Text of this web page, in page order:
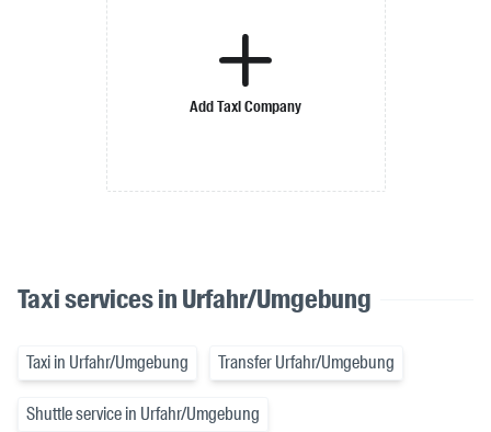
Add Taxi Company
Taxi services in Urfahr/Umgebung
Taxi in Urfahr/Umgebung Transfer Urfahr/Umgebung
Shuttle service in Urfahr/Umgebung